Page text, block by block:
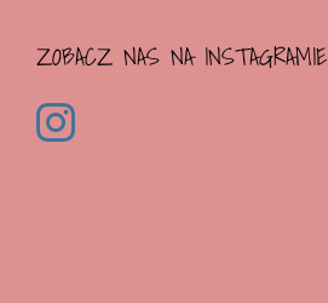
ZOBACZ NAS NA INSTAGRAMIE